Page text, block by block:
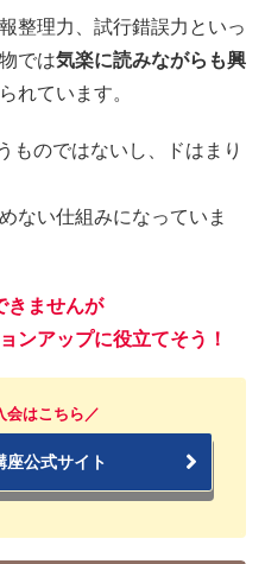
整理力、試行錯誤力といっ
では気楽に読みながらも興
れています。
のではないし、ドはまり
ない仕組みになっていま
きませんが
ンアップに役立てそう！
会はこちら／
座公式サイト